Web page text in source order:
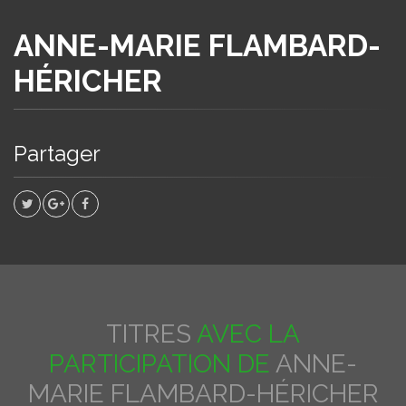
ANNE-MARIE FLAMBARD-
HÉRICHER
Partager
TITRES AVEC LA
PARTICIPATION DE ANNE-
MARIE FLAMBARD-HÉRICHER